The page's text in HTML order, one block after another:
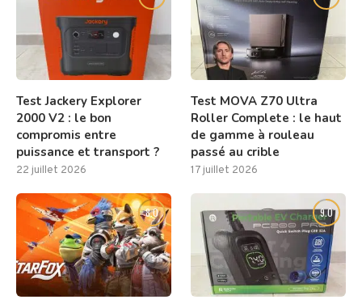
Test Jackery Explorer
2000 V2 : le bon
compromis entre
puissance et transport ?
22 juillet 2026
Test MOVA Z70 Ultra
Roller Complete : le haut
de gamme à rouleau
passé au crible
17 juillet 2026
8.0 9.0